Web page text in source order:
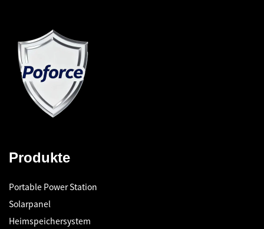
Produkte
Portable Power Station
Solarpanel
Heimspeichersystem